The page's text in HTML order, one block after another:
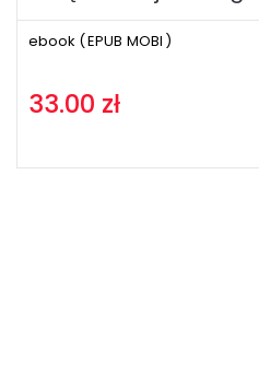
ebook (EPUB MOBI )
33.00 zł